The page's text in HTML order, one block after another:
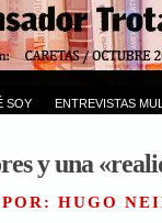
SOY ENTREVISTAS
y una
HUGO